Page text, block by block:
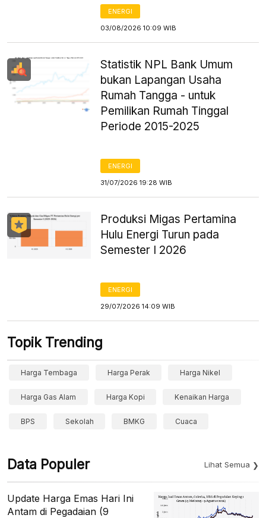
ENERGI
03/08/2026 10:09 WIB
Statistik NPL Bank Umum
bukan Lapangan Usaha
Rumah Tangga - untuk
Pemilikan Rumah Tinggal
Periode 2015-2025
ENERGI
31/07/2026 19:28 WIB
Produksi Migas Pertamina
Hulu Energi Turun pada
Semester I 2026
ENERGI
29/07/2026 14:09 WIB
Topik Trending
Harga Tembaga Harga Perak Harga Nikel
Harga Gas Alam Harga Kopi Kenaikan Harga
BPS Sekolah BMKG Cuaca
Data Populer Lihat Semua
Update Harga Emas Hari Ini
Antam di Pegadaian (9